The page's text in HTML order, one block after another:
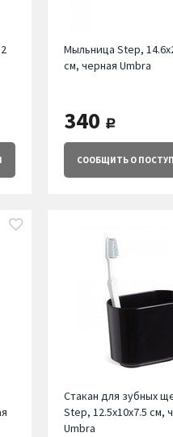
Мыльница Step,
см, черная Umbra
340 руб.
СООБЩИТЬО
Стакан для зубных
Step, 12.5х10х7.5 см,
Umbra